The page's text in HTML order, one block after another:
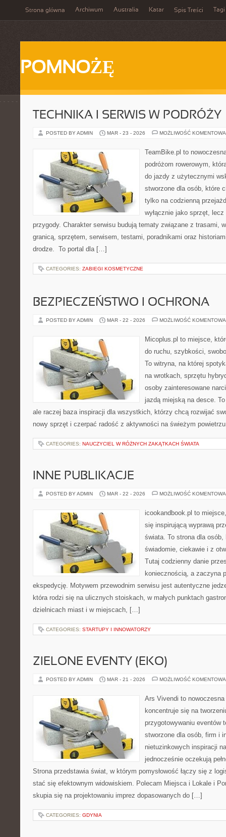
Strona główna Archiwum Australia Katar Spis Treści Tagi
POMNOŻĘ
TECHNIKA I SERWIS W PODRÓŻY
POSTED BY ADMIN MAR - 23 - 2026 MOŻLIWOŚĆ
TeamBike.pl to
podróżom rowerowym,
do jazdy z użytecznymi
stworzone dla osób, które
tylko na codzienną
wyłącznie jako sprzęt,
przygody. Charakter serwisu budują tematy związane z trasami,
granicą, sprzętem, serwisem, testami, poradnikami oraz
drodze. To portal dla […]
CATEGORIES: ZABIEGI KOSMETYCZNE
BEZPIECZEŃSTWO I OCHRONA
POSTED BY ADMIN MAR - 22 - 2026 MOŻLIWOŚĆ
Micoplus.pl to miejsce,
do ruchu, szybkości,
To witryna, na której
na wrotkach, sprzętu
osoby zainteresowane
jazdą miejską na desce.
ale raczej baza inspiracji dla wszystkich, którzy chcą rozwijać
nowy sprzęt i czerpać radość z aktywności na świeżym
CATEGORIES: NAUCZYCIEL W RÓŻNYCH ZAKĄTKACH ŚWIATA
INNE PUBLIKACJE
POSTED BY ADMIN MAR - 22 - 2026 MOŻLIWOŚĆ
icookandbook.pl to
się inspirującą wyprawą
świata. To strona dla
świadomie, ciekawie i z
Tutaj codzienny danie
koniecznością, a zaczyna
ekspedycję. Motywem przewodnim serwisu jest autentyczne
która rodzi się na ulicznych stoiskach, w małych punktach
dzielnicach miast i w miejscach, […]
CATEGORIES: STARTUPY I INNOWATORZY
ZIELONE EVENTY (EKO)
POSTED BY ADMIN MAR - 21 - 2026 MOŻLIWOŚĆ
Ars Vivendi to
koncentruje się na
przygotowywaniu eventów
stworzone dla osób, firm i
nietuzinkowych inspiracji
jednocześnie oczekują
Strona przedstawia świat, w którym pomysłowość łączy się z
stać się efektownym widowiskiem. Polecam Miejsca i Lokale i
skupia się na projektowaniu imprez dopasowanych do […]
CATEGORIES: GDYNIA